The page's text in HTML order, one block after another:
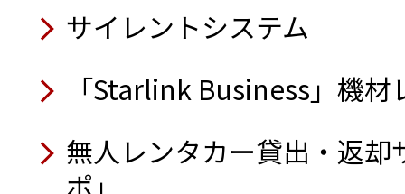
ラジコン草刈機 神刈
半自動ロボット低床式重
ーダー®」
発電機自動運転盤
8月
自律型掃除ロボット
レイアウトツール自動墨
電動追従運搬台車フォロ
8月
電動階段運搬車
アルミ製台車（アルカー
8月
除菌蛍光ライト
9月
オフグリッドシステム搭
ハイブリッド発電機
9月
ラインドラゴン（コンク
トロウェル／騎乗式
スクリード
可視光通信装置 i-MAJUN
サイレントシステム
「Starlink Business」機
無人レンタカー貸出・返却
ポ」